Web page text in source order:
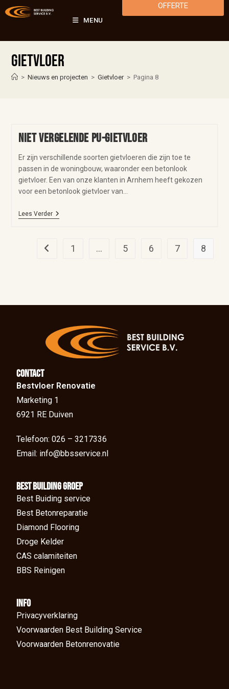
MENU
OFFERTE
Gietvloer
> Nieuws en projecten > Gietvloer > Pagina 8
Niet vergelende PU-gietvloer
Er zijn verschillende soorten gietvloeren die zijn toe te
passen in de woningbouw, waaronder een betonlook
gietvloer. Een van onze klanten in Arnhem heeft gekozen
voor een betonlook gietvloer van…
Lees Verder
1 … 5 6 7 8
Contact
Bestvloer Renovatie
Marketing 1
6921 RE Duiven
Telefoon: 026 – 3217336
Email: info@bbsservice.nl
BEst Building groep
Best Buiding service
Best Betonreparatie
Diamond Flooring
Droge Kelder
CAS calamiteiten
BBS Reinigen
Info
Privacyverklaring
Voorwaarden Best Building Service
Voorwaarden Betonrenovatie